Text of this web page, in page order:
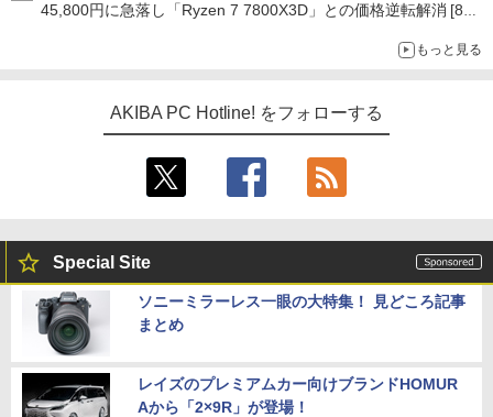
45,800円に急落し「Ryzen 7 7800X3D」との価格逆転解消 [8月
もっと見る
AKIBA PC Hotline! をフォローする
Special Site
ソニーミラーレス一眼の大特集！ 見どころ記事
まとめ
レイズのプレミアムカー向けブランドHOMUR
Aから「2×9R」が登場！